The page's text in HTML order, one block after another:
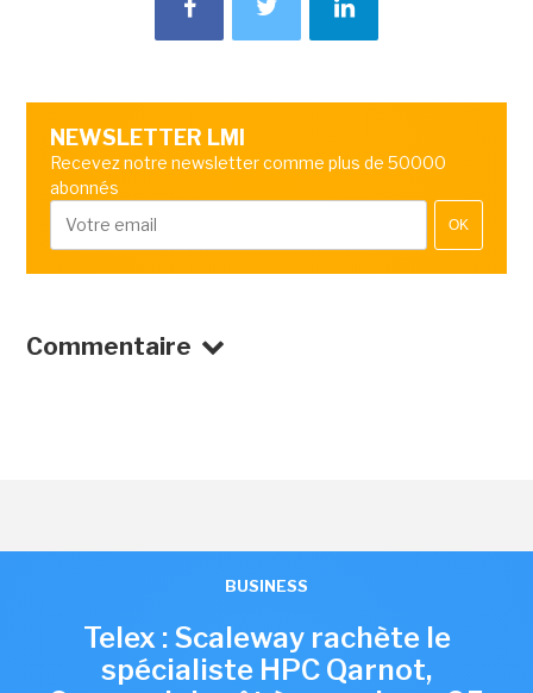
NEWSLETTER LMI
Recevez notre newsletter comme plus de 50000
abonnés
OK
Commentaire
BUSINESS
Telex : Scaleway rachète le
spécialiste HPC Qarnot,